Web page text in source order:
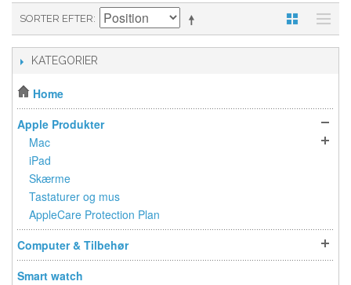
SORTER EFTER
KATEGORIER
Home
Apple Produkter
Mac
iPad
Skærme
Tastaturer og mus
AppleCare Protection Plan
Computer & Tilbehør
Smart watch